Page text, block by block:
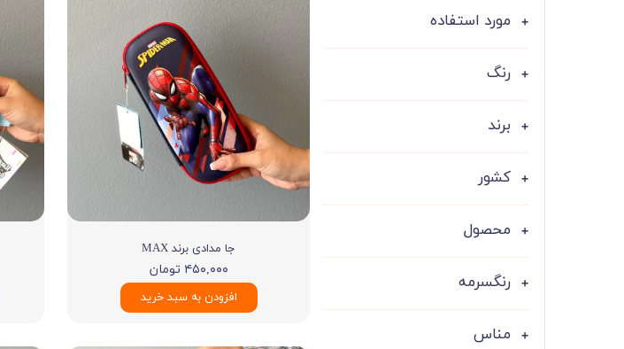
جا مدادی برند MAX
۴۵۰,۰۰۰ تومان
افزودن به سبد خرید
مورد استفاده
رنگ
برند
کشور
محصول
رنگسرمه
مناس